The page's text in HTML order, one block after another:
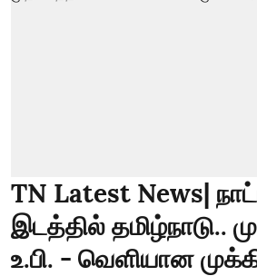
TN Latest News|
இடத்தில் தமிழ்நாடு..
உ.பி. - வெளியான